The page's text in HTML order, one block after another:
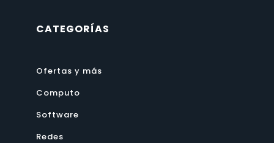
CATEGORÍAS
Ofertas y más
Computo
Software
Redes